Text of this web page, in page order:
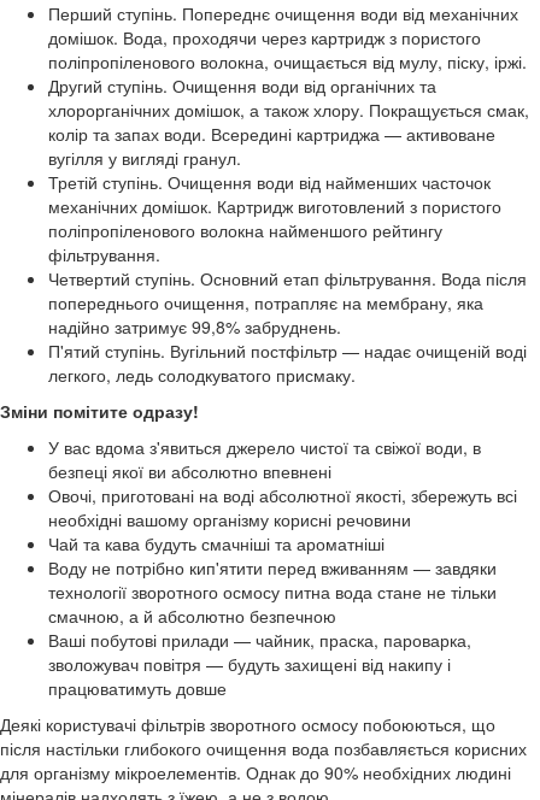
Перший ступінь. Попереднє очищення води від механічних
домішок. Вода, проходячи через картридж з пористого
поліпропіленового волокна, очищається від мулу, піску, іржі.
Другий ступінь. Очищення води від органічних та
хлорорганічних домішок, а також хлору. Покращується смак,
колір та запах води. Всередині картриджа — активоване
вугілля у вигляді гранул.
Третій ступінь. Очищення води від найменших часточок
механічних домішок. Картридж виготовлений з пористого
поліпропіленового волокна найменшого рейтингу
фільтрування.
Четвертий ступінь. Основний етап фільтрування. Вода після
попереднього очищення, потрапляє на мембрану, яка
надійно затримує 99,8% забруднень.
П'ятий ступінь. Вугільний постфільтр — надає очищеній воді
легкого, ледь солодкуватого присмаку.
Зміни помітите одразу!
У вас вдома з'явиться джерело чистої та свіжої води, в
безпеці якої ви абсолютно впевнені
Овочі, приготовані на воді абсолютної якості, збережуть всі
необхідні вашому організму корисні речовини
Чай та кава будуть смачніші та ароматніші
Воду не потрібно кип'ятити перед вживанням — завдяки
технології зворотного осмосу питна вода стане не тільки
смачною, а й абсолютно безпечною
Ваші побутові прилади — чайник, праска, пароварка,
зволожувач повітря — будуть захищені від накипу і
працюватимуть довше
Деякі користувачі фільтрів зворотного осмосу побоюються, що
після настільки глибокого очищення вода позбавляється корисних
для організму мікроелементів. Однак до 90% необхідних людині